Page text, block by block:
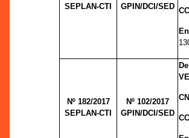
SEPLAN-CTI
GPIN/DCI/SED
Nº 182/2017
SEPLAN-CTI
Nº 102/2017
GPIN/DCI/SED